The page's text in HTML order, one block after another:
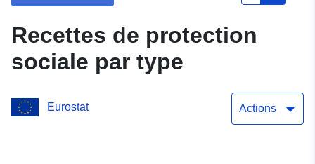
Recettes de protection
sociale par type
Eurostat Actions